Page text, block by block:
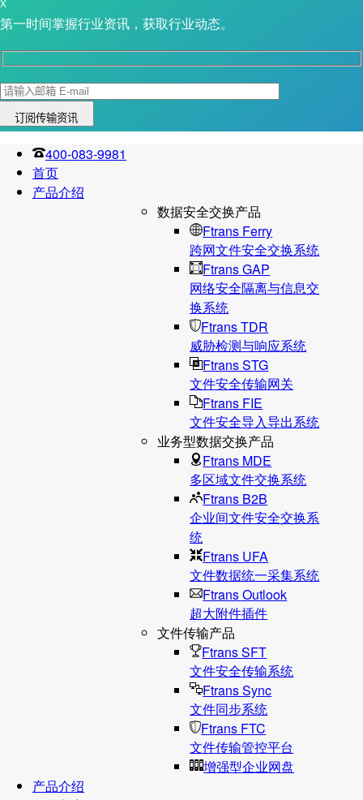
X
第一时间掌握行业资讯，获取行业动态。
400-083-9981
首页
产品介绍
数据安全交换产品
Ftrans Ferry
跨网文件安全交换系统
Ftrans GAP
网络安全隔离与信息交
换系统
Ftrans TDR
威胁检测与响应系统
Ftrans STG
文件安全传输网关
Ftrans FIE
文件安全导入导出系统
业务型数据交换产品
Ftrans MDE
多区域文件交换系统
Ftrans B2B
企业间文件安全交换系
统
Ftrans UFA
文件数据统⼀采集系统
Ftrans Outlook
超大附件插件
文件传输产品
Ftrans SFT
文件安全传输系统
Ftrans Sync
文件同步系统
Ftrans FTC
文件传输管控平台
增强型企业网盘
产品介绍